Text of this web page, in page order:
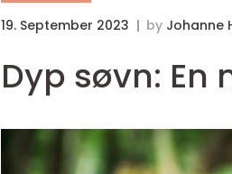
19. September 2023 by Johanne
Dyp søvn: En